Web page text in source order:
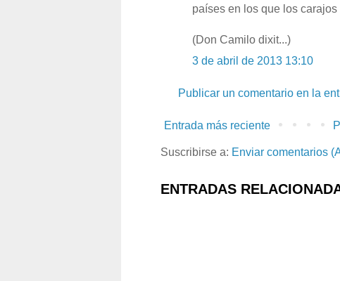
países en los que los
(Don Camilo dixit...)
3 de abril de 2013 13:10
Publicar un comentario en la
Entrada más reciente
Suscribirse a: Enviar comentarios
ENTRADAS